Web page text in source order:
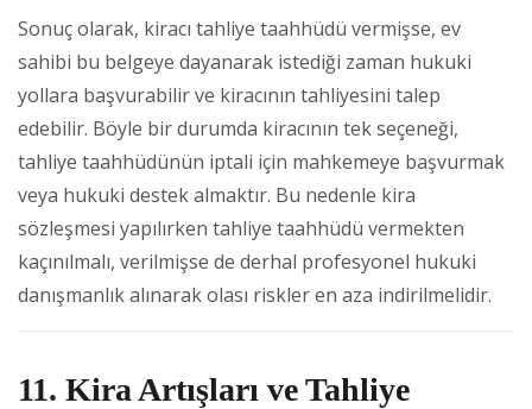
Sonuç olarak, kiracı tahliye taahhüdü vermişse, ev
sahibi bu belgeye dayanarak istediği zaman hukuki
yollara başvurabilir ve kiracının tahliyesini talep
edebilir. Böyle bir durumda kiracının tek seçeneği,
tahliye taahhüdünün iptali için mahkemeye başvurmak
veya hukuki destek almaktır. Bu nedenle kira
sözleşmesi yapılırken tahliye taahhüdü vermekten
kaçınılmalı, verilmişse de derhal profesyonel hukuki
danışmanlık alınarak olası riskler en aza indirilmelidir.
11. Kira Artışları ve Tahliye